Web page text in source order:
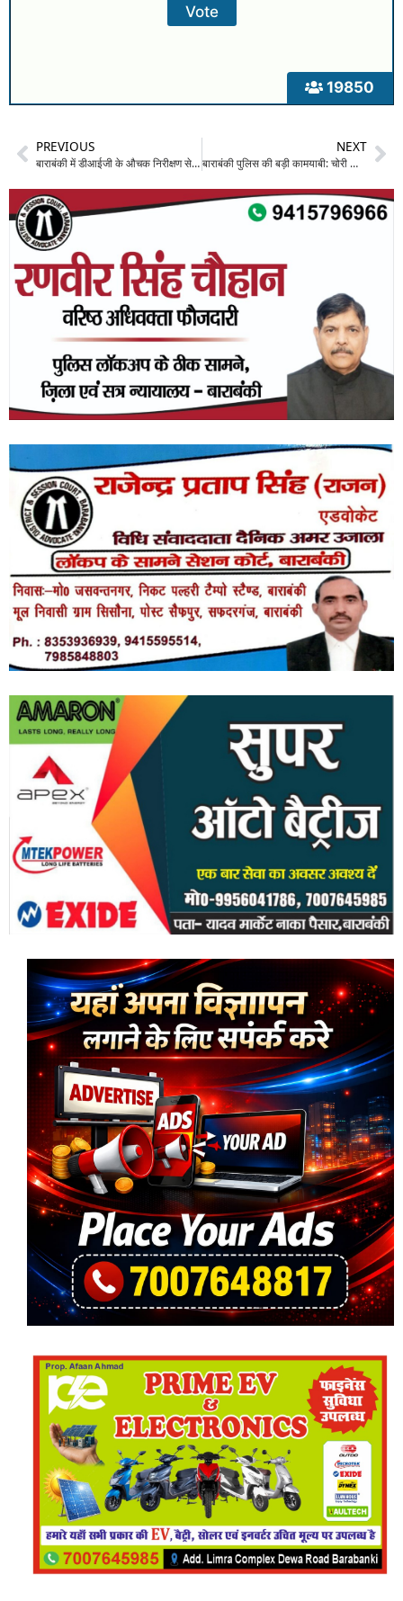
19850
PREVIOUS
बाराबंकी में डीआईजी के औचक निरीक्षण से हड़कंप: फतेहपुर कोतवाली में रजिस्टरों में मिली खामियां; DIG सोमेन वर्मा ने पुलिसकर्मियों को लगाई फटकार
NEXT
बाराबंकी पुलिस की बड़ी कामयाबी: चोरी की स्कूटी संग 2 शातिर चोर गिरफ्तार, तमंचा और अपाचे बाइक भी बरामद